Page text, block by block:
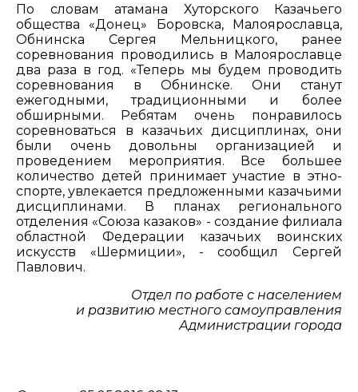
По словам атамана Хуторского Казачьего
общества «Донец» Боровска, Малоярославца,
Обнинска Сергея Мельницкого, ранее
соревнования проводились в Малоярославце
два раза в год. «Теперь мы будем проводить
соревнования в Обнинске. Они станут
ежегодными, традиционными и более
обширными. Ребятам очень понравилось
соревноваться в казачьих дисциплинах, они
были очень довольны организацией и
проведением мероприятия. Все большее
количество детей принимает участие в этно-
спорте, увлекается предложенными казачьими
дисциплинами. В планах регионального
отделения «Союза казаков» - создание филиала
областной Федерации казачьих воинских
искусств «Шермиции», - сообщил Сергей
Павлович.
Отдел по работе с населением
и развитию местного самоуправления
Администрации города